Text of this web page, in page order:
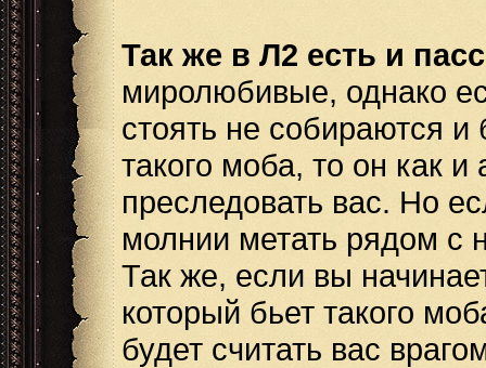
Так же в Л2 есть и
миролюбивые, однако
стоять не собираются
такого моба, то он как и
преследовать вас. Но
молнии метать рядом с
Так же, если вы
который бьет такого
будет считать вас